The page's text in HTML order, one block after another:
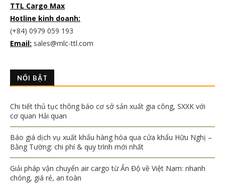
TTL Cargo Max
Hotline kinh doanh:
(+84) 0979 059 193
Email: sales@mlc-ttl.com
NỔI BẬT
Chi tiết thủ tục thông báo cơ sở sản xuất gia công, SXXK với
cơ quan Hải quan
Báo giá dịch vụ xuất khẩu hàng hóa qua cửa khẩu Hữu Nghị –
Bằng Tường: chi phí & quy trình mới nhất
Giải pháp vận chuyển air cargo từ Ấn Độ về Việt Nam: nhanh
chóng, giá rẻ, an toàn